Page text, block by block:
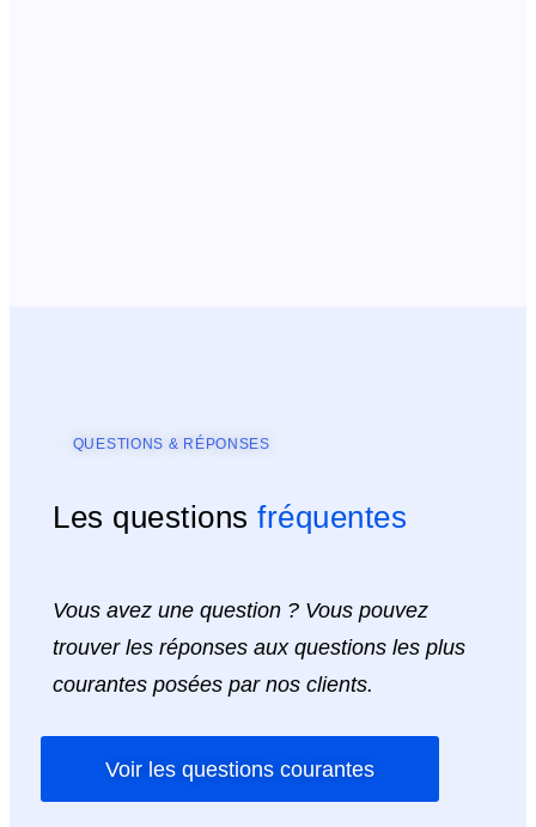
QUESTIONS & RÉPONSES
Les questions fréquentes
Vous avez une question ? Vous pouvez
trouver les réponses aux questions les plus
courantes posées par nos clients.
Voir les questions courantes